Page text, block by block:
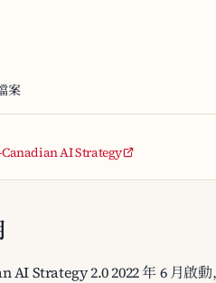
案
AI Strategy
AI Strategy 2.0 2022 年 6 月啟